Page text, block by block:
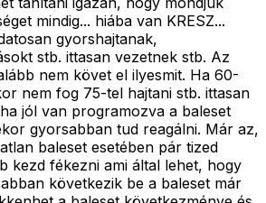
mindig... hiába van KRESZ...
gyorshajtanak,
stb. ittasan vezetnek stb. Az
nem követ el ilyesmit. Ha 60-
nem fog 75-tel hajtani stb. ittasan
jól van programozva a baleset
gyorsabban tud reagálni. Már az,
baleset esetében pár tized
kezd fékezni ami által lehet, hogy
következik be a baleset már